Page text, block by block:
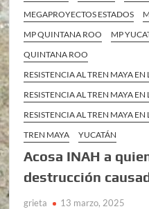
MEGAPROYECTOS ESTADOS
MP QUINTANA ROO
MP
QUINTANA ROO
RESISTENCIA AL TREN MAYA
RESISTENCIA AL TREN MAYA
RESISTENCIA AL TREN MAYA
TREN MAYA
YUCATÁN
Acosa INAH a
destrucción
grieta 13 marzo, 2025